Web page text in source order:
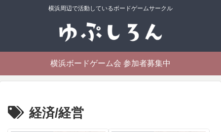
横浜周辺で活動しているボードゲームサークル
横浜ボードゲーム会 参加者募集中
経済/経営